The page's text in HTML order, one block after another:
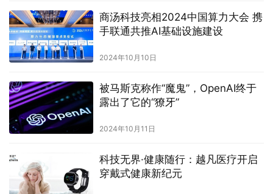
商汤科技亮相2024中国算力大会 携
手联通共推AI基础设施建设
2024年10月10日
被马斯克称作“魔鬼”，OpenAI终于
露出了它的“獠牙”
2024年10月11日
科技无界·健康随行：越凡医疗开启
穿戴式健康新纪元